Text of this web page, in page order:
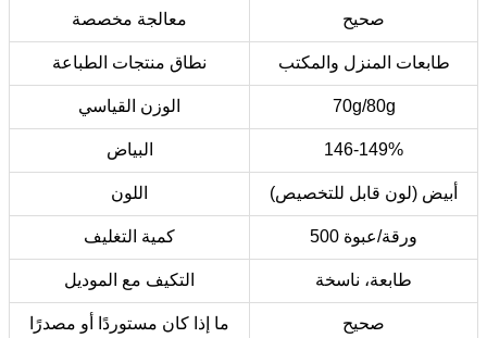
معالجة مخصصة صحيح
نطاق منتجات الطباعة طابعات المنزل والمكتب
الوزن القياسي 70g/80g
البياض 146-149%
اللون أبيض (لون قابل للتخصيص)
كمية التغليف 500 ورقة/عبوة
التكيف مع الموديل طابعة، ناسخة
ما إذا كان مستوردًا أو مصدرًا صحيح